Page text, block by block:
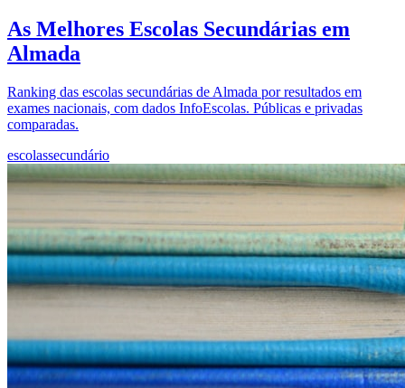
As Melhores Escolas Secundárias em
Almada
Ranking das escolas secundárias de Almada por resultados em
exames nacionais, com dados InfoEscolas. Públicas e privadas
comparadas.
escolassecundário